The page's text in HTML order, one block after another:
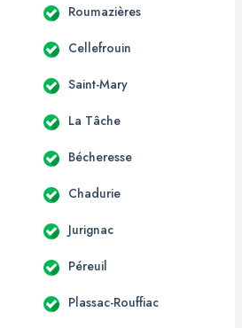
Roumazières
Cellefrouin
Saint-Mary
La Tâche
Bécheresse
Chadurie
Jurignac
Péreuil
Plassac-Rouffiac